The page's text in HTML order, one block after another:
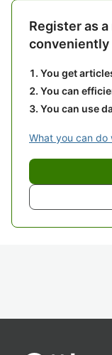
Register as
conveniently
You get
You can
You can use
What you can do